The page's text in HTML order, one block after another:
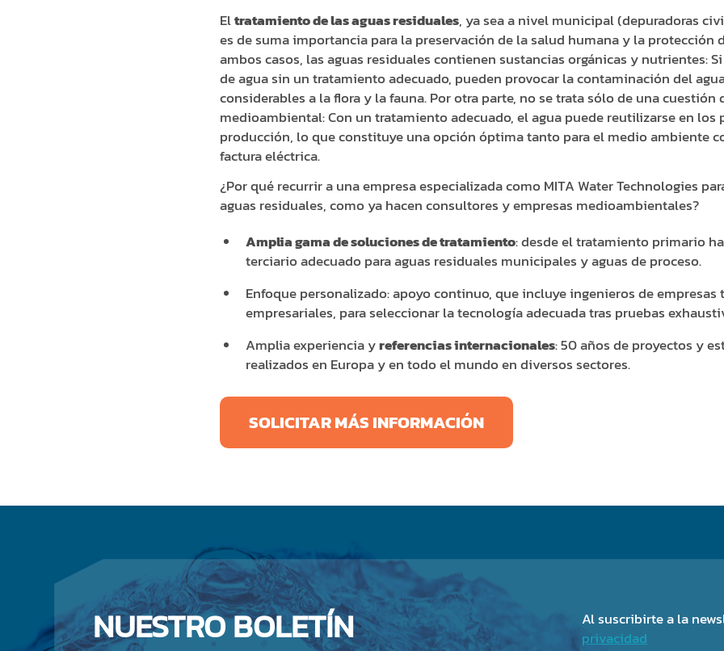
Eltratamiento de las aguas residuales, ya sea a nivel municipal (depuradoras
es de suma importancia para la preservación de la salud humana y la protección
ambos casos, las aguas residuales contienen sustancias orgánicas y nutrientes:
de agua sin un tratamiento adecuado, pueden provocar la contaminación del
considerables a la flora y la fauna. Por otra parte, no se trata sólo de una cuestión
medioambiental: Con un tratamiento adecuado, el agua puede reutilizarse en los
producción, lo que constituye una opción óptima tanto para el medio ambiente
factura eléctrica.
¿Por qué recurrir a una empresa especializada como MITA Water Technologies
aguas residuales, como ya hacen consultores y empresas medioambientales?
Amplia gama de soluciones de tratamiento: desde el tratamiento primario
terciario adecuado para aguas residuales municipales y aguas de proceso.
Enfoque personalizado: apoyo continuo, que incluye ingenieros de
empresariales, para seleccionar la tecnología adecuada tras pruebas
Amplia experiencia yreferencias internacionales: 50 años de proyectos y
realizados en Europa y en todo el mundo en diversos sectores.
SOLICITAR MÁS INFORMACIÓN
NUESTRO BOLETÍN
Al suscribirte a la
privacidad